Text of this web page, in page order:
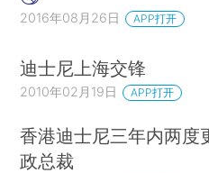
2016年08月26日 APP打开
迪士尼上海交锋
2010年02月19日 APP打开
香港迪士尼三年内两度
政总裁